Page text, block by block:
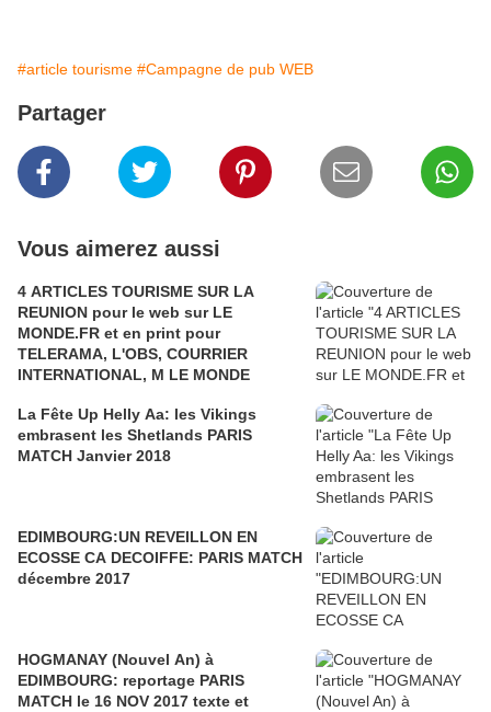
#article tourisme #Campagne de pub WEB
Partager
Vous aimerez aussi
4 ARTICLES TOURISME SUR LA
REUNION pour le web sur LE
MONDE.FR et en print pour
TELERAMA, L'OBS, COURRIER
INTERNATIONAL, M LE MONDE
La Fête Up Helly Aa: les Vikings
embrasent les Shetlands PARIS
MATCH Janvier 2018
EDIMBOURG:UN REVEILLON EN
ECOSSE CA DECOIFFE: PARIS MATCH
décembre 2017
HOGMANAY (Nouvel An) à
EDIMBOURG: reportage PARIS
MATCH le 16 NOV 2017 texte et